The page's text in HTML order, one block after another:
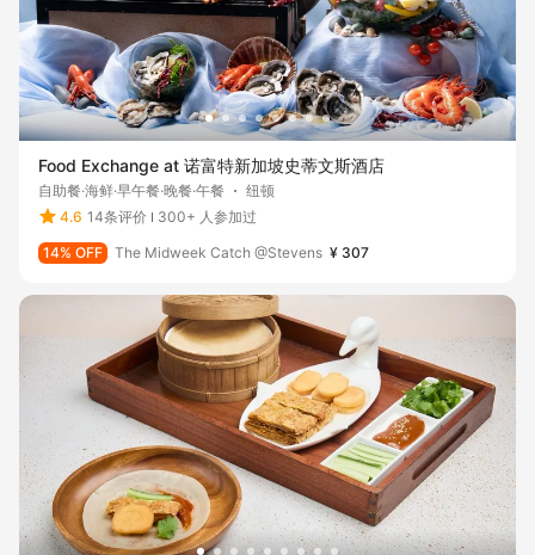
Food Exchange at 诺富特新加坡史蒂文斯酒店
自助餐·海鲜·早午餐·晚餐·午餐
纽顿
4.6 14条评价
300+ 人参加过
14% OFF
The Midweek Catch @Stevens ¥ 307